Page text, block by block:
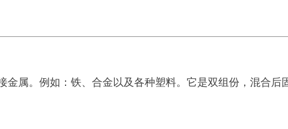
金属。例如：铁、合金以及各种塑料。它是双组份，混合